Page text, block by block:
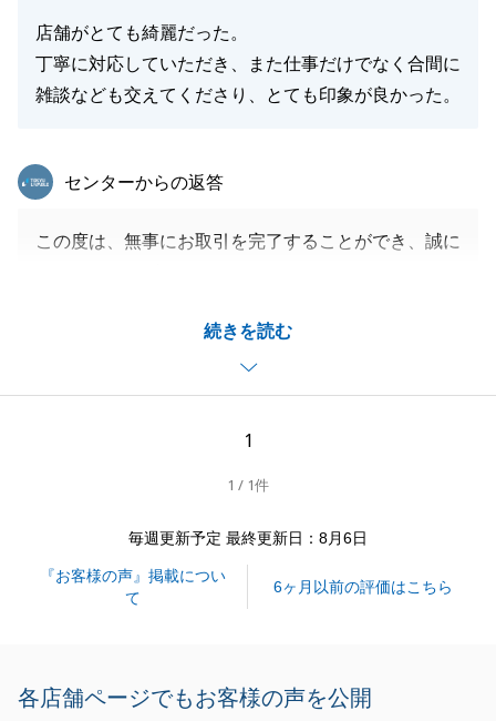
店舗がとても綺麗だった。
丁寧に対応していただき、また仕事だけでなく合間に
雑談なども交えてくださり、とても印象が良かった。
続きを読む
東急リバブル
センターからの返答
この度は、無事にお取引を完了することができ、誠に
今後とも何卒よろしくお願い申し上げます。
1
1 / 1件
毎週更新予定 最終更新日：8月6日
『お客様の声』掲載につい
て
6ヶ月以前の評価はこちら
各店舗ページでもお客様の声を公開